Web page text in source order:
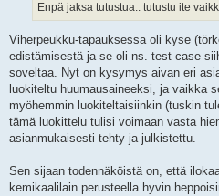
Enpä jaksa tutustua.. tutustu ite
Viherpeukku-tapauksessa oli kyse
edistämisestä ja se oli ns. test case
soveltaa. Nyt on kysymys aivan eri
luokiteltu huumausaineeksi, ja vaikka
myöhemmin luokiteltaisiinkin (tuskin
tämä luokittelu tulisi voimaan vasta
asianmukaisesti tehty ja julkistettu.
Sen sijaan todennäköistä on, että
kemikaalilain perusteella hyvin